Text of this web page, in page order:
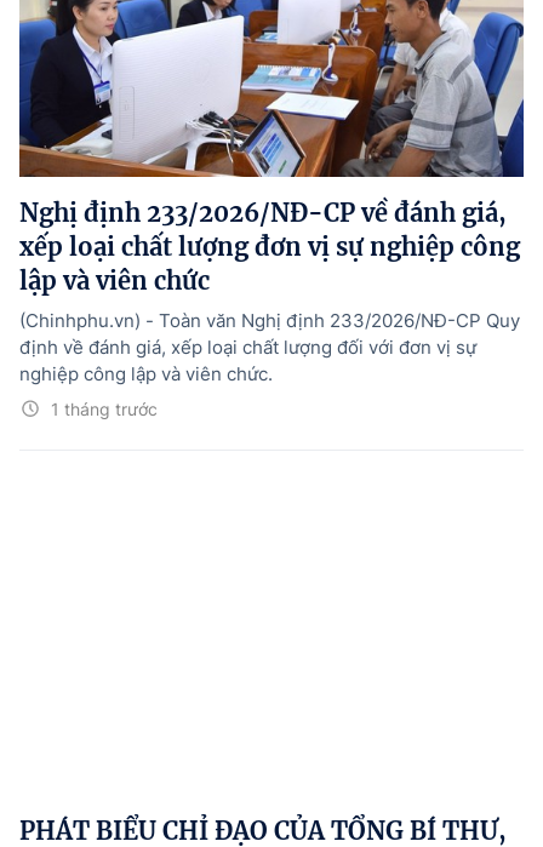
Nghị định 233/2026/NĐ-CP về đánh giá,
xếp loại chất lượng đơn vị sự nghiệp công
lập và viên chức
1 tháng trước
(Chinhphu.vn) - Toàn văn Nghị định 233/2026/NĐ-CP Quy
định về đánh giá, xếp loại chất lượng đối với đơn vị sự
nghiệp công lập và viên chức.
PHÁT BIỂU CHỈ ĐẠO CỦA TỔNG BÍ THƯ,